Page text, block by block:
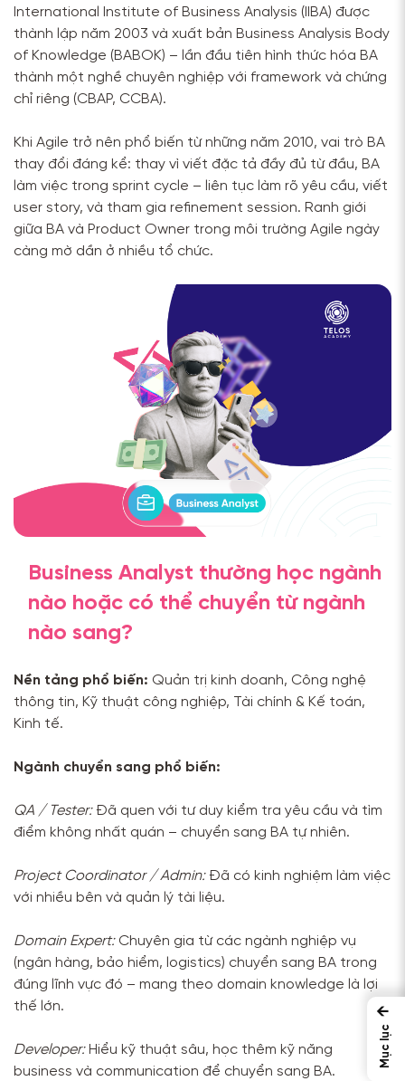
International Institute of Business Analysis (IIBA) được
thành lập năm 2003 và xuất bản Business Analysis Body
of Knowledge (BABOK) – lần đầu tiên hình thức hóa BA
thành một nghề chuyên nghiệp với framework và chứng
chỉ riêng (CBAP, CCBA).
Khi Agile trở nên phổ biến từ những năm 2010, vai trò BA
thay đổi đáng kể: thay vì viết đặc tả đầy đủ từ đầu, BA
làm việc trong sprint cycle – liên tục làm rõ yêu cầu, viết
user story, và tham gia refinement session. Ranh giới
giữa BA và Product Owner trong môi trường Agile ngày
càng mờ dần ở nhiều tổ chức.
Business Analyst thường học ngành
nào hoặc có thể chuyển từ ngành
nào sang?
Nền tảng phổ biến: Quản trị kinh doanh, Công nghệ
thông tin, Kỹ thuật công nghiệp, Tài chính & Kế toán,
Kinh tế.
Ngành chuyển sang phổ biến:
QA / Tester:Đã quen với tư duy kiểm tra yêu cầu và tìm
điểm không nhất quán – chuyển sang BA tự nhiên.
Project Coordinator / Admin:Đã có kinh nghiệm làm việc
với nhiều bên và quản lý tài liệu.
Domain Expert:Chuyên gia từ các ngành nghiệp vụ
(ngân hàng, bảo hiểm, logistics) chuyển sang BA trong
đúng lĩnh vực đó – mang theo domain knowledge là lợi
thế lớn.
Developer:Hiểu kỹ thuật sâu, học thêm kỹ năng
business và communication để chuyển sang BA.
←
Mục lục